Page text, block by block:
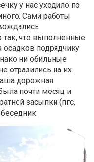
у нас уходило по
Сами работы
что выполненные
осадков подрядчику
ни обильные
отразились на их
дорожная
почти месяц и
засыпки (пгс,